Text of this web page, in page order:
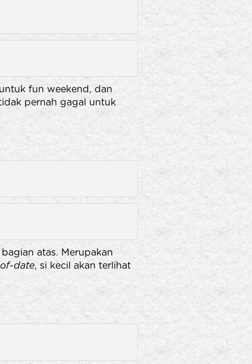
fun weekend, dan
pernah gagal untuk
atas. Merupakan
date, si kecil akan terlihat